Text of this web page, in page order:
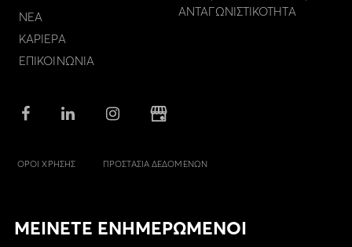
ΝΕΑ
ΚΑΡΙΕΡΑ
ΕΠΙΚΟΙΝΩΝΙΑ
ΑΝΤΑΓΩΝΙΣΤΙΚΟΤΗΤΑ
ΟΡΟΙ ΧΡΗΣΗΣ ΠΡΟΣΤΑΣΙΑ ΔΕΔΟΜΕΝΩΝ
ΜΕΙΝΕΤΕ ΕΝΗΜΕΡΩΜΕΝΟΙ